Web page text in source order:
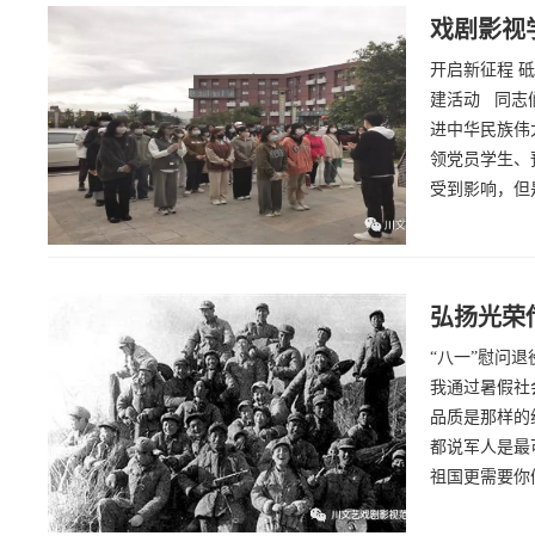
戏剧影视
开启新征程
建活动 同志
进中华民族伟
领党员学生
受到影响，
弘扬光荣
“八一”慰问
我通过暑假社
品质是那样
都说军人是
祖国更需要